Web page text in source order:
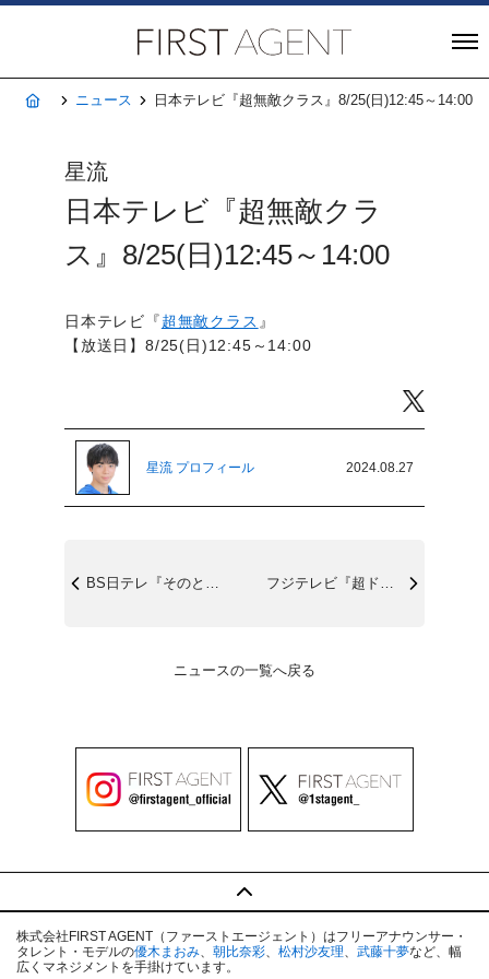
ホームニュース 日本テレビ『超無敵クラス』8/25(日)12:45～14:00
星流
日本テレビ『超無敵クラ
ス』8/25(日)12:45～14:00
日本テレビ『超無敵クラス 』
【放送日】8/25(日)12:45～14:00
星流 プロフィール 2024.08.27
BS日テレ『そのとき､歌は流れた』9/4... フジテレビ『超ド級！世界のありえない映像...
ニュースの一覧へ戻る
株式会社FIRST AGENT（ファーストエージェント）はフリーアナウンサー・
タレント・モデルの優木まおみ、 朝比奈彩、 松村沙友理、 武藤十夢など、幅
広くマネジメントを手掛けています。